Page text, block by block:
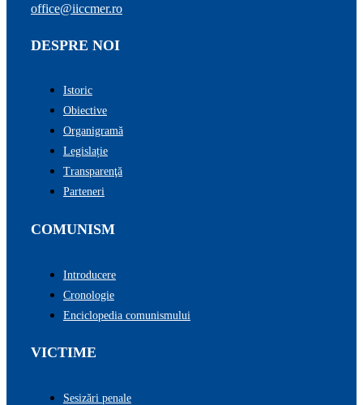
office@iiccmer.ro
DESPRE NOI
Istoric
Obiective
Organigramă
Legislație
Transparenţă
Parteneri
COMUNISM
Introducere
Cronologie
Enciclopedia comunismului
VICTIME
Sesizări penale